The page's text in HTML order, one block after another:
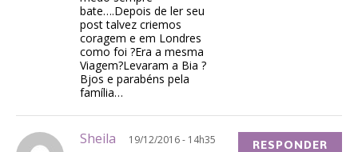
bate….Depois de ler seu
post talvez criemos
coragem e em Londres
como foi ?Era a mesma
Viagem?Levaram a Bia ?
Bjos e parabéns pela
família…
Sheila 19/12/2016 - 14h35 RESPONDER